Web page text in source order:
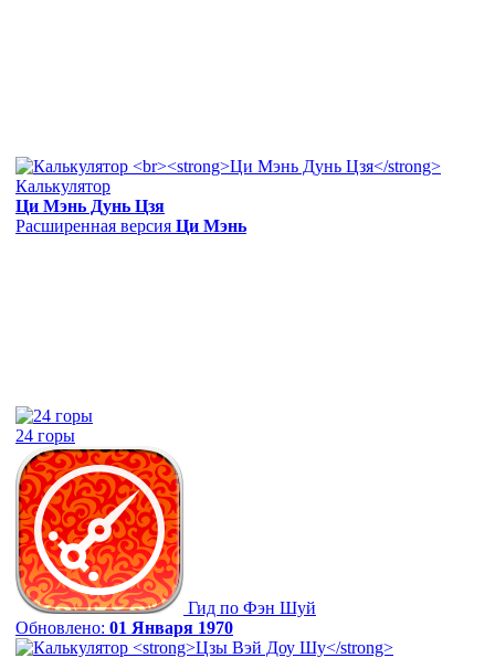
Калькулятор
Ци Мэнь Дунь Цзя
Расширенная версия Ци Мэнь
24 горы
Гид по Фэн Шуй
Обновлено: 01 Января 1970